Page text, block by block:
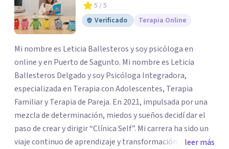
5 / 5
Verificado
Terapia Online
Mi nombre es Leticia Ballesteros y soy psicóloga en
online y en Puerto de Sagunto. Mi nombre es Leticia
Ballesteros Delgado y soy Psicóloga Integradora,
especializada en Terapia con Adolescentes, Terapia
Familiar y Terapia de Pareja. En 2021, impulsada por una
mezcla de determinación, miedos y sueños decidí dar el
paso de crear y dirigir “Clínica Self”. Mi carrera ha sido un
viaje continuo de aprendizaje y transformación,
leer más